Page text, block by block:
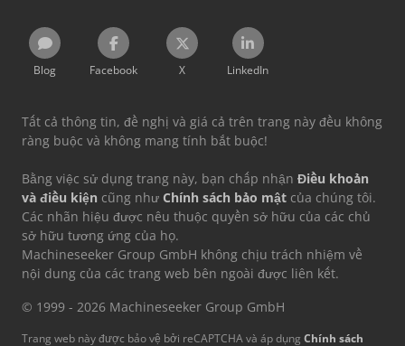
Blog Facebook X LinkedIn
Tất cả thông tin, đề nghị và giá cả trên trang này đều không
ràng buộc và không mang tính bắt buộc!
Bằng việc sử dụng trang này, bạn chấp nhận Điều khoản
và điều kiện cũng như Chính sách bảo mật của chúng tôi.
Các nhãn hiệu được nêu thuộc quyền sở hữu của các chủ
sở hữu tương ứng của họ.
Machineseeker Group GmbH không chịu trách nhiệm về
nội dung của các trang web bên ngoài được liên kết.
© 1999 - 2026 Machineseeker Group GmbH
Trang web này được bảo vệ bởi reCAPTCHA và áp dụng Chính sách